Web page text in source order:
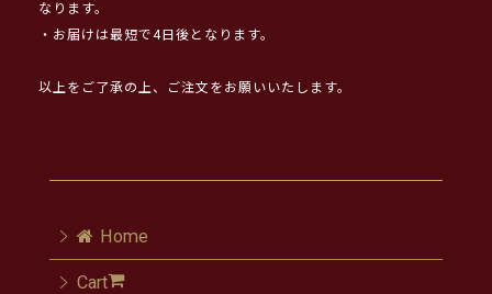
なります。
・お届けは最短で4日後となります。
以上をご了承の上、ご注文をお願いいたします。
Home
Cart